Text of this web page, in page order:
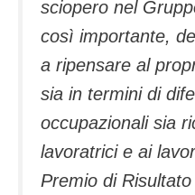
sciopero nel
così importante,
a ripensare al
sia in termini di
occupazionali sia
lavoratrici e ai
Premio di